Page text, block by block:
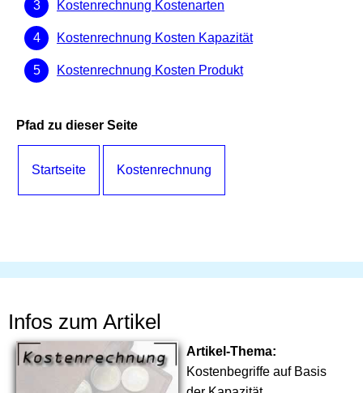
Kostenrechnung Kostenarten
Kostenrechnung Kosten Kapazität
Kostenrechnung Kosten Produkt
Pfad zu dieser Seite
Startseite Kostenrechnung
Infos zum Artikel
Artikel-Thema:
Kostenbegriffe auf Basis